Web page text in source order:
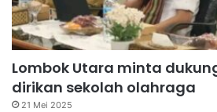
Lombok Utara minta
dirikan sekolah olahraga
21 Mei 2025